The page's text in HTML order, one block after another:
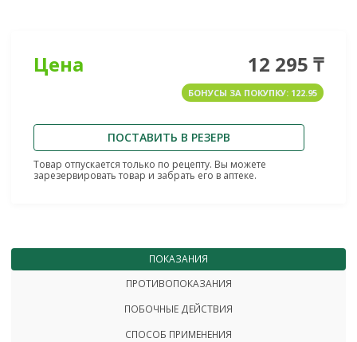
Цена 12 295 ₸
БОНУСЫ ЗА ПОКУПКУ: 122.95
ПОСТАВИТЬ В РЕЗЕРВ
Товар отпускается только по рецепту. Вы можете
зарезервировать товар и забрать его в аптеке.
ПОКАЗАНИЯ
ПРОТИВОПОКАЗАНИЯ
ПОБОЧНЫЕ ДЕЙСТВИЯ
СПОСОБ ПРИМЕНЕНИЯ